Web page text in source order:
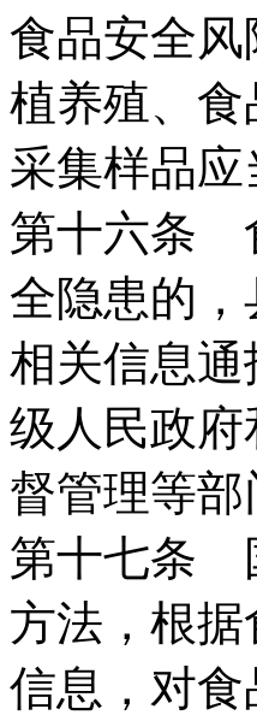
食品安全
植养殖、
采集样品
第十六条
全隐患的
相关信息
级人民政
督管理等
第十七条
方法，根
信息，对